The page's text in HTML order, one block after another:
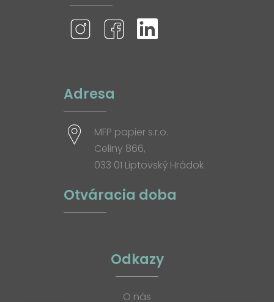
Adresa
MFP papier s.r.o.
Celiny 866,
033 01 Liptovský Hrádok
Otváracia doba
Odkazy
O nás